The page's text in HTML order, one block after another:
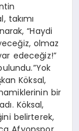
takımı
“Haydi
olmaz
edeceğiz!”
Köksal,
bir
Köksal,
belirterek,